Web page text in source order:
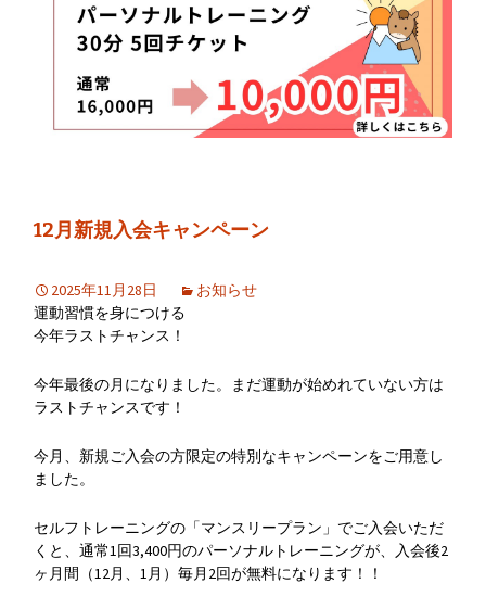
12月新規入会キャンペーン
2025年11月28日
お知らせ
運動習慣を身につける
今年ラストチャンス！
今年最後の月になりました。まだ運動が始めれていない方は
ラストチャンスです！
今月、新規ご入会の方限定の特別なキャンペーンをご用意し
ました。
セルフトレーニングの「マンスリープラン」でご入会いただ
くと、通常1回3,400円のパーソナルトレーニングが、入会後2
ヶ月間（12月、1月）毎月2回が無料になります！！